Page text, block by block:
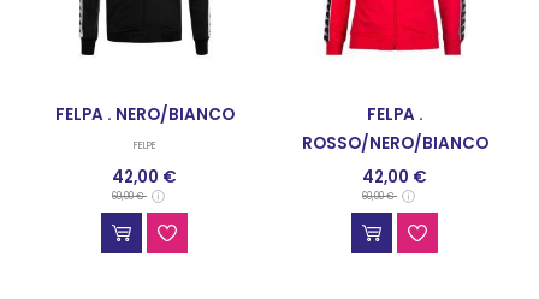
FELPA . NERO/BIANCO
FELPE
42,00 €
60,00 €
FELPA .
ROSSO/NERO/BIANCO
FELPE
42,00 €
60,00 €